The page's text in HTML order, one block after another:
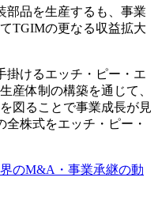
部品を生産するも、事業
TGIMの更なる収益拡大
掛けるエッチ・ピー・エ
産体制の構築を通じて、
図ることで事業成長が見
株式をエッチ・ピー・
のM&A・事業承継の動